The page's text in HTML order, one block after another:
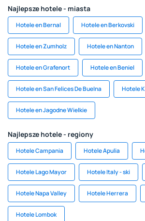
Najlepsze hotele - miasta
Hotele en Bernal Hotele en Berkovski
Hotele en Zumholz Hotele en Nanton
Hotele en Grafenort Hotele en Beniel
Hotele en San Felices De Buelna Hotele
Hotele en Jagodne Wielkie
Najlepsze hotele - regiony
Hotele Campania Hotele Apulia
Hotele Lago Mayor Hotele Italy - ski
Hotele Napa Valley Hotele Herrera
Hotele Lombok